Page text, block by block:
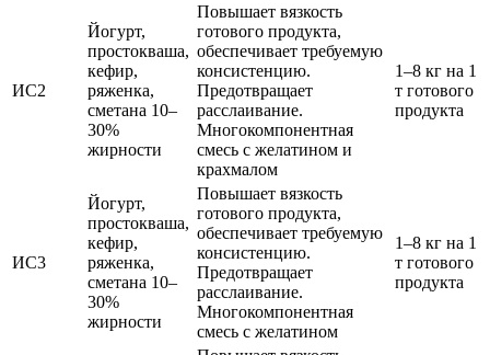
ИС2
Йогурт,
простокваша,
кефир,
ряженка,
сметана 10–
30%
жирности
Повышает вязкость
готового продукта,
обеспечивает требуемую
консистенцию.
Предотвращает
расслаивание.
Многокомпонентная
смесь с желатином и
крахмалом
1–8 кг на 1
т готового
продукта
ИС3
Йогурт,
простокваша,
кефир,
ряженка,
сметана 10–
30%
жирности
Повышает вязкость
готового продукта,
обеспечивает требуемую
консистенцию.
Предотвращает
расслаивание.
Многокомпонентная
смесь с желатином
1–8 кг на 1
т готового
продукта